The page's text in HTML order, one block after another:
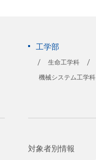
工学部
生命工学科
機械システム工学科
対象者別情報